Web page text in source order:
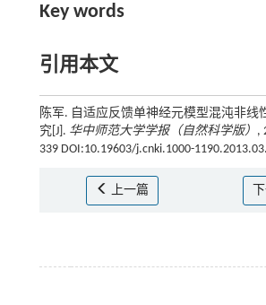
Key words
引用本文
陈军. 自适应反馈单神经元模型混沌非线
究[J]. 华中师范大学学报（自然科学版） ,
339 DOI:10.19603/j.cnki.1000-
上一篇